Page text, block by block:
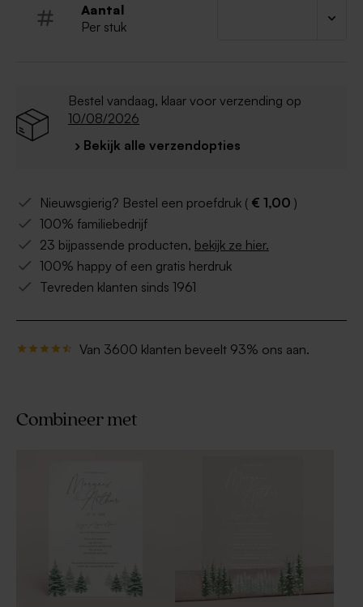
Aantal
Per stuk
Bestel vandaag, klaar voor verzending op
10/08/2026
› Bekijk alle verzendopties
Nieuwsgierig? Bestel een proefdruk ( € 1,00 )
100% familiebedrijf
23 bijpassende producten, bekijk ze hier.
100% happy of een gratis herdruk
Tevreden klanten sinds 1961
Van 3600 klanten beveelt 93% ons aan.
Combineer met